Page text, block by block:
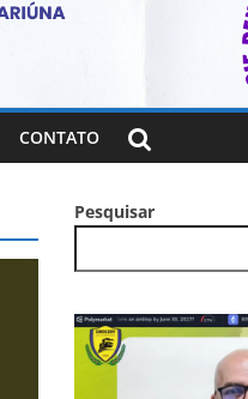
CONTATO
Pesquisar